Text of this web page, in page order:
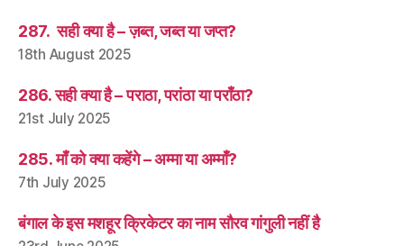
287. सही क्या है – ज़ब्त, जब्त या जप्त?
18th August 2025
286. सही क्या है – पराठा, परांठा या पराँठा?
21st July 2025
285. माँ को क्या कहेंगे – अम्मा या अम्माँ?
7th July 2025
बंगाल के इस मशहूर क्रिकेटर का नाम सौरव गांगुली नहीं है